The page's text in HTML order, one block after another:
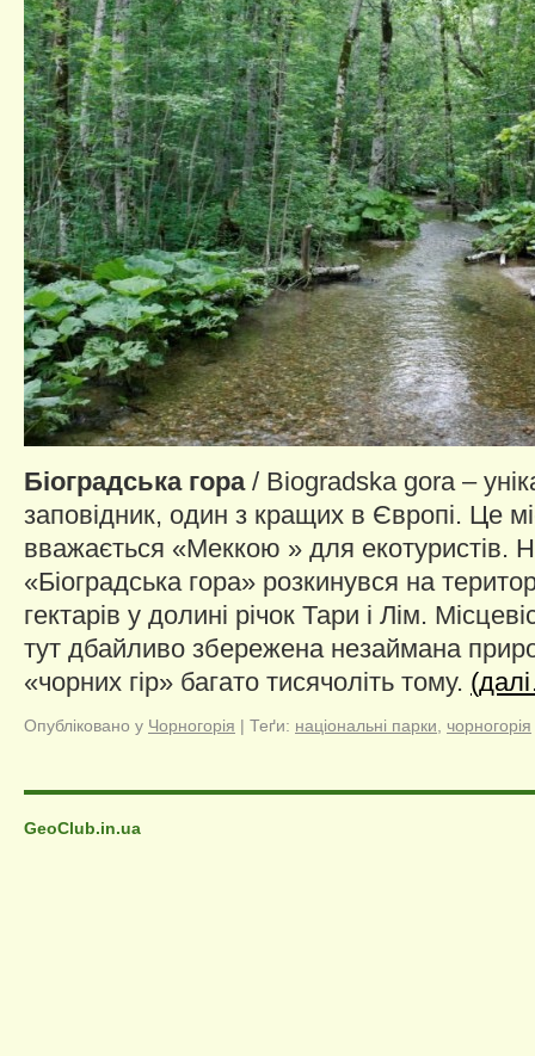
Біоградська гора/ Biogradska gora –
заповідник, один з кращих в Європі. Це
вважається «Меккою » для екотуристів.
«Біоградська гора» розкинувся на
гектарів у долині річок Тари і Лім.
тут дбайливо збережена незаймана
«чорних гір» багато тисячоліть тому.
Опубліковано у Чорногорія | Теґи: національні парки чорногорія
GeoClub.in.ua